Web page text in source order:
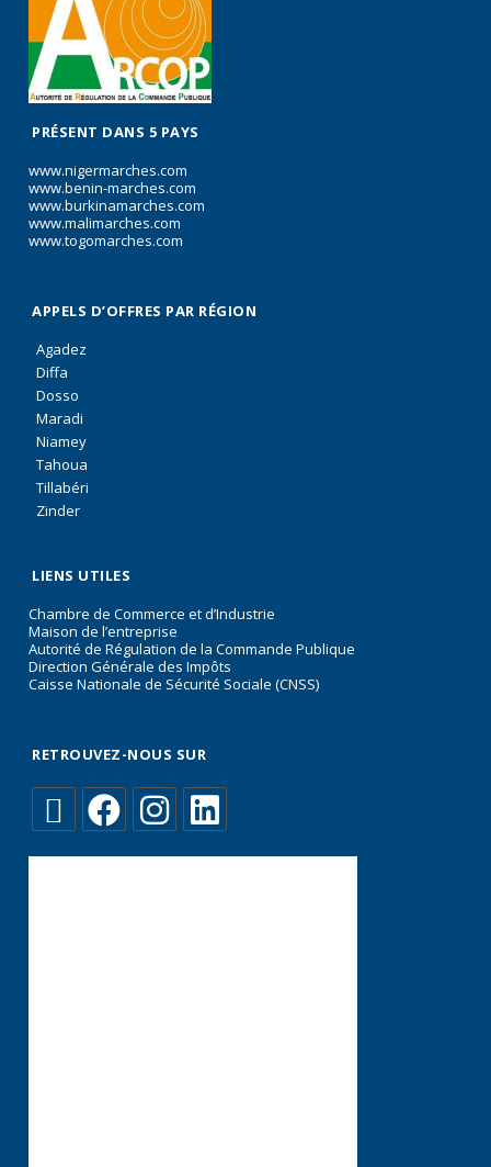
PRÉSENT DANS 5 PAYS
www.nigermarches.com
www.benin-marches.com
www.burkinamarches.com
www.malimarches.com
www.togomarches.com
APPELS D’OFFRES PAR RÉGION
Agadez
Diffa
Dosso
Maradi
Niamey
Tahoua
Tillabéri
Zinder
LIENS UTILES
Chambre de Commerce et d’Industrie
Maison de l’entreprise
Autorité de Régulation de la Commande Publique
Direction Générale des Impôts
Caisse Nationale de Sécurité Sociale (CNSS)
RETROUVEZ-NOUS SUR